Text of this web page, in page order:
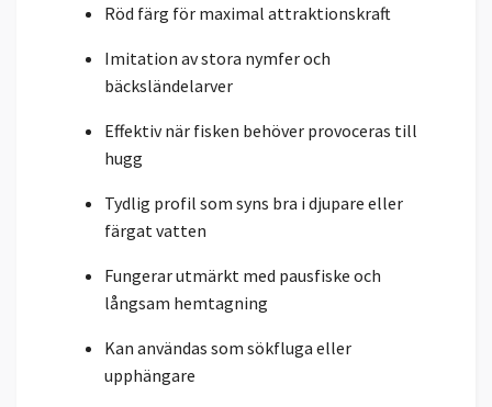
Röd färg för maximal attraktionskraft
Imitation av stora nymfer och
bäcksländelarver
Effektiv när fisken behöver provoceras till
hugg
Tydlig profil som syns bra i djupare eller
färgat vatten
Fungerar utmärkt med pausfiske och
långsam hemtagning
Kan användas som sökfluga eller
upphängare